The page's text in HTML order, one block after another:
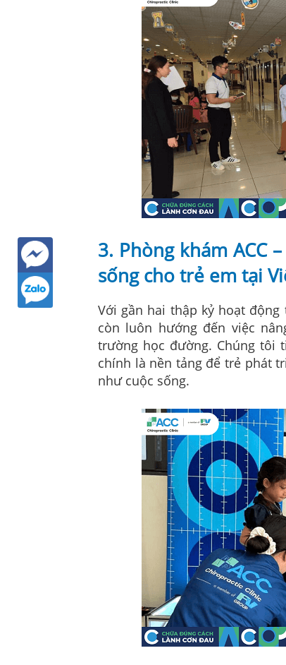
3. Phòng khám ACC
sống cho trẻ em tại
Với gần hai thập kỷ hoạt
còn luôn hướng đến việc
trường học đường. Chúng tôi
chính là nền tảng để trẻ phát
như cuộc sống.